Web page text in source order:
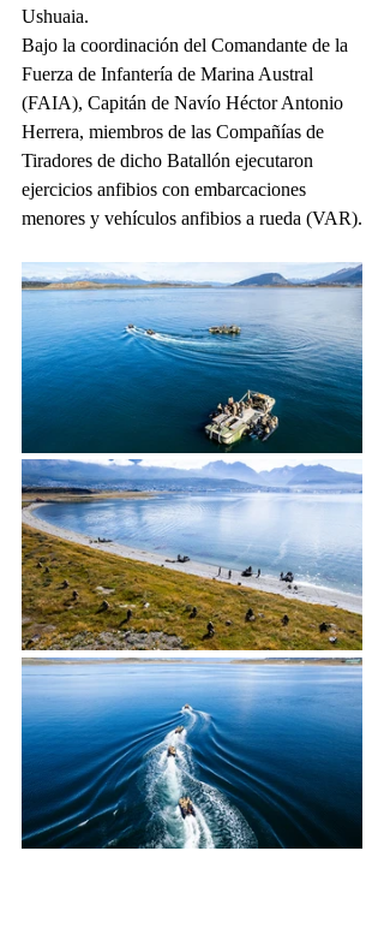
Ushuaia.
Bajo la coordinación del Comandante de la
Fuerza de Infantería de Marina Austral
(FAIA), Capitán de Navío Héctor Antonio
Herrera, miembros de las Compañías de
Tiradores de dicho Batallón ejecutaron
ejercicios anfibios con embarcaciones
menores y vehículos anfibios a rueda (VAR).